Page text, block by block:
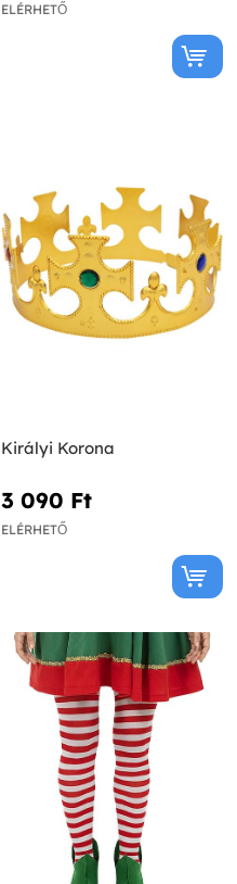
ELÉRHETŐ
Királyi Korona
3 090 Ft‎
ELÉRHETŐ